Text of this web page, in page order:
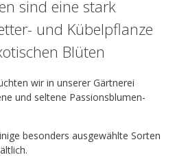
sind eine stark
und Kübelpflanze
Blüten
wir in unserer Gärtnerei
und seltene Passionsblumen-
besonders ausgewählte Sorten